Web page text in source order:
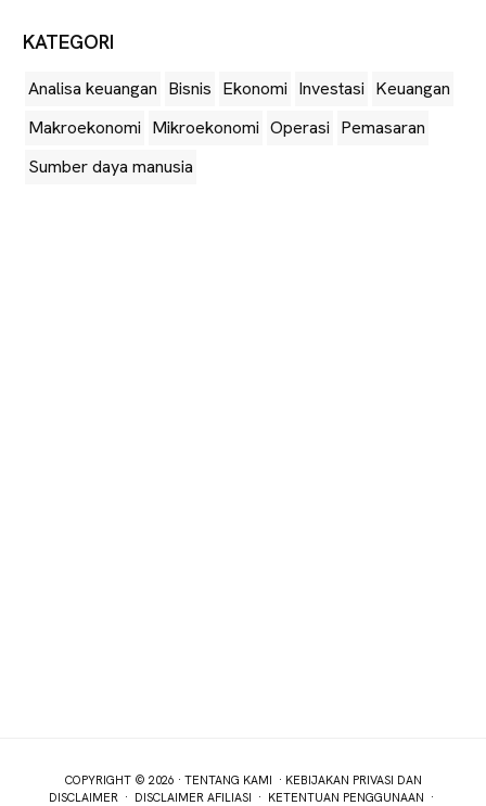
KATEGORI
Analisa keuangan Bisnis Ekonomi Investasi Keuangan
Makroekonomi Mikroekonomi Operasi Pemasaran
Sumber daya manusia
COPYRIGHT © 2026 · TENTANG KAMI · KEBIJAKAN PRIVASI DAN
DISCLAIMER · DISCLAIMER AFILIASI · KETENTUAN PENGGUNAAN ·